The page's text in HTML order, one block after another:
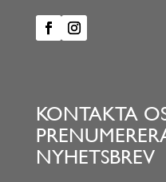
KONTAKTA
NYHETSBREV